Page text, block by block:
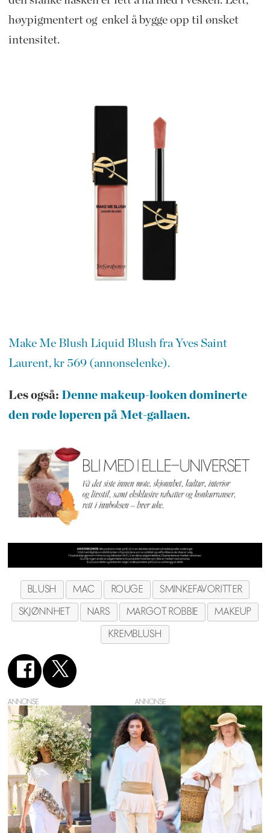
høypigmentert og enkel å bygge opp til ønsket
intensitet.
Make Me Blush Liquid Blush fra Yves Saint
Laurent, kr 569 (annonselenke).
Les også: Denne makeup-looken dominerte
den røde løperen på Met-gallaen.
BLUSH MAC ROUGE
SMINKEFAVORITTER
SKJØNNHET
NARS MARGOT ROBBIE
MAKEUP
KREMBLUSH
ANNONSE